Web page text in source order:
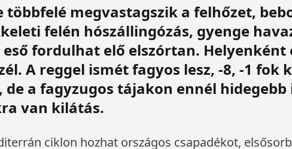
többfelé megvastagszik a felhőzet,
felén hószállingózás, gyenge
eső fordulhat elő elszórtan. Helyenként
A reggel ismét fagyos lesz, -8, -1 fok
a fagyzugos tájakon ennél hidegebb
van kilátás.
ciklon hozhat országos csapadékot,